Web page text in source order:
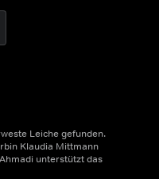
Leiche gefunden.
Klaudia Mittmann
unterstützt das